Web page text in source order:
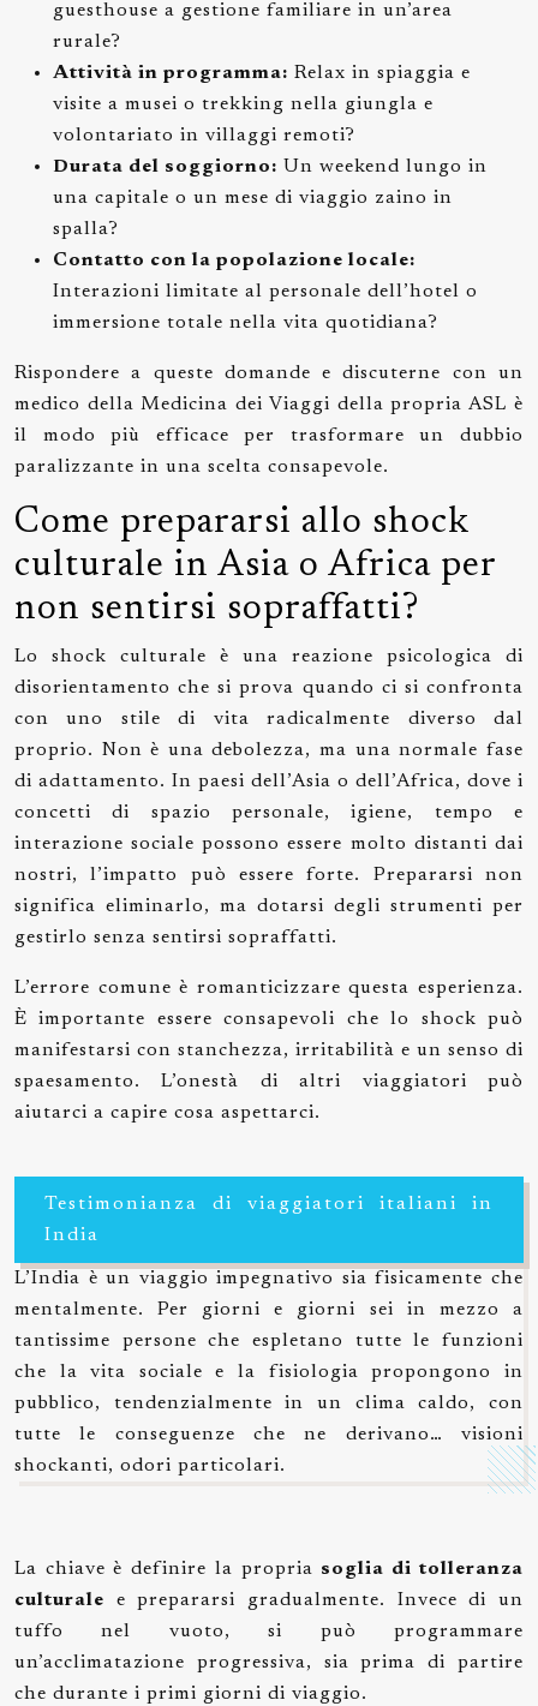
guesthouse a gestione familiare in un’area
rurale?
Attività in programma: Relax in spiaggia e
visite a musei o trekking nella giungla e
volontariato in villaggi remoti?
Durata del soggiorno: Un weekend lungo in
una capitale o un mese di viaggio zaino in
spalla?
Contatto con la popolazione locale:
Interazioni limitate al personale dell’hotel o
immersione totale nella vita quotidiana?
Rispondere a queste domande e discuterne con un
medico della Medicina dei Viaggi della propria ASL è
il modo più efficace per trasformare un dubbio
paralizzante in una scelta consapevole.
Come prepararsi allo shock
culturale in Asia o Africa per
non sentirsi sopraffatti?
Lo shock culturale è una reazione psicologica di
disorientamento che si prova quando ci si confronta
con uno stile di vita radicalmente diverso dal
proprio. Non è una debolezza, ma una normale fase
di adattamento. In paesi dell’Asia o dell’Africa, dove i
concetti di spazio personale, igiene, tempo e
interazione sociale possono essere molto distanti dai
nostri, l’impatto può essere forte. Prepararsi non
significa eliminarlo, ma dotarsi degli strumenti per
gestirlo senza sentirsi sopraffatti.
L’errore comune è romanticizzare questa esperienza.
È importante essere consapevoli che lo shock può
manifestarsi con stanchezza, irritabilità e un senso di
spaesamento. L’onestà di altri viaggiatori può
aiutarci a capire cosa aspettarci.
Testimonianza di viaggiatori italiani in
India
L’India è un viaggio impegnativo sia fisicamente che
mentalmente. Per giorni e giorni sei in mezzo a
tantissime persone che espletano tutte le funzioni
che la vita sociale e la fisiologia propongono in
pubblico, tendenzialmente in un clima caldo, con
tutte le conseguenze che ne derivano… visioni
shockanti, odori particolari.
La chiave è definire la propria soglia di tolleranza
culturale e prepararsi gradualmente. Invece di un
tuffo nel vuoto, si può programmare
un’acclimatazione progressiva, sia prima di partire
che durante i primi giorni di viaggio.